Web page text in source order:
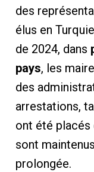
des
élus en
de 2024, dans
pays, les
des
arrestations,
ont été placés
sont
prolongée.